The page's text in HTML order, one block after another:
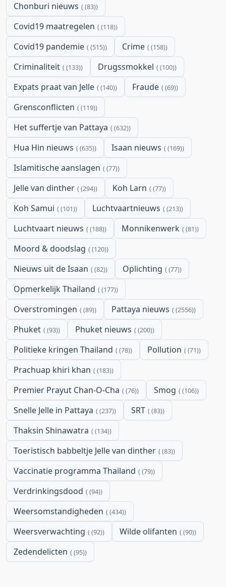
Chonburi nieuws (83)
Covid19 maatregelen (118)
Covid19 pandemie (515) Crime (158)
Criminaliteit (133) Drugssmokkel (100)
Expats praat van Jelle (140) Fraude (69)
Grensconflicten (119)
Het suffertje van Pattaya (632)
Hua Hin nieuws (635) Isaan nieuws (169)
Islamitische aanslagen (77)
Jelle van dinther (294) Koh Larn (77)
Koh Samui (101) Luchtvaartnieuws (213)
Luchtvaart nieuws (188) Monnikenwerk (81)
Moord & doodslag (120)
Nieuws uit de Isaan (82) Oplichting (77)
Opmerkelijk Thailand (177)
Overstromingen (89) Pattaya nieuws (2556)
Phuket (93) Phuket nieuws (200)
Politieke kringen Thailand (78) Pollution (71)
Prachuap khiri khan (183)
Premier Prayut Chan-O-Cha (76) Smog (106)
Snelle Jelle in Pattaya (237) SRT (83)
Thaksin Shinawatra (134)
Toeristisch babbeltje Jelle van dinther (83)
Vaccinatie programma Thailand (79)
Verdrinkingsdood (94)
Weersomstandigheden (434)
Weersverwachting (92) Wilde olifanten (90)
Zedendelicten (95)